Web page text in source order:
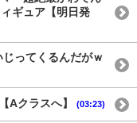
ギュア【明日発
じってくるんだがｗ
Aクラスへ】 (03:23)